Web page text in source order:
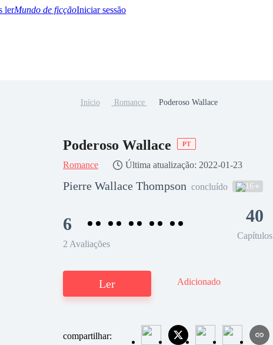
Mundo de ficçãoIniciar sessão
Início Romance Poderoso Wallace
Poderoso Wallace PT
Romance Última atualização: 2022-01-23
Pierre Wallace Thompson concluído 16
6
2 Avaliações
40
Capítulos
Ler Adicionado
compartilhar: